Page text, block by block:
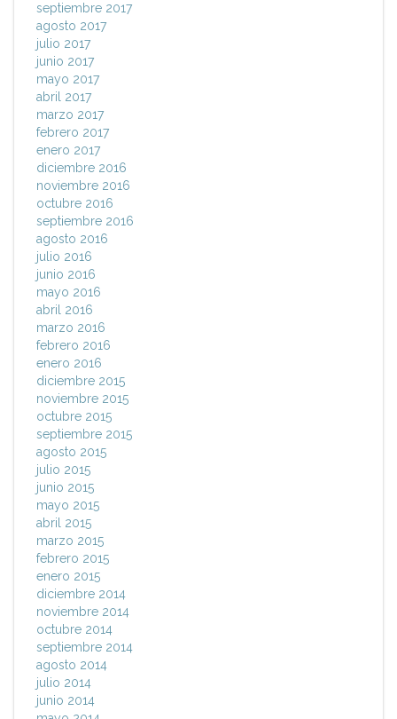
septiembre 2017
agosto 2017
julio 2017
junio 2017
mayo 2017
abril 2017
marzo 2017
febrero 2017
enero 2017
diciembre 2016
noviembre 2016
octubre 2016
septiembre 2016
agosto 2016
julio 2016
junio 2016
mayo 2016
abril 2016
marzo 2016
febrero 2016
enero 2016
diciembre 2015
noviembre 2015
octubre 2015
septiembre 2015
agosto 2015
julio 2015
junio 2015
mayo 2015
abril 2015
marzo 2015
febrero 2015
enero 2015
diciembre 2014
noviembre 2014
octubre 2014
septiembre 2014
agosto 2014
julio 2014
junio 2014